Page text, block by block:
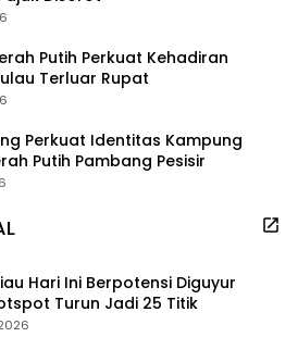
Putih Perkuat Kehadiran
Terluar Rupat
Perkuat Identitas Kampung
Putih Pambang Pesisir
Hari Ini Berpotensi Diguyur
Turun Jadi 25 Titik